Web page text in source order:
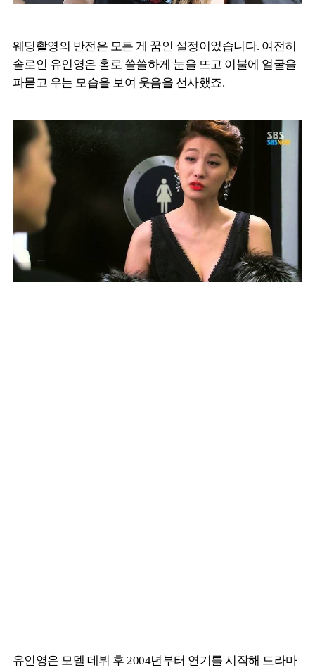
웨딩촬영의 반전은 모든 게 꿈인 설정이었습니다. 여전히
솔로인 유인영은 홀로 쓸쓸하게 눈을 뜨고 이불에 얼굴을
파묻고 우는 모습을 보여 웃음을 선사했죠.
유인영은 모델 데뷔 후 2004년부터 연기를 시작해 드라마